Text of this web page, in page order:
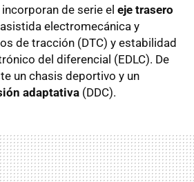
de serie el eje trasero
electromecánica y
de tracción (DTC) y estabilidad
del diferencial (EDLC). De
un chasis deportivo y un
adaptativa (DDC).